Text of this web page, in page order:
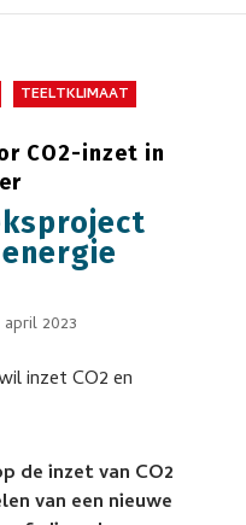
TEELTKLIMAAT
CO2-inzet in
april 2023
de inzet van CO2
van een nieuwe